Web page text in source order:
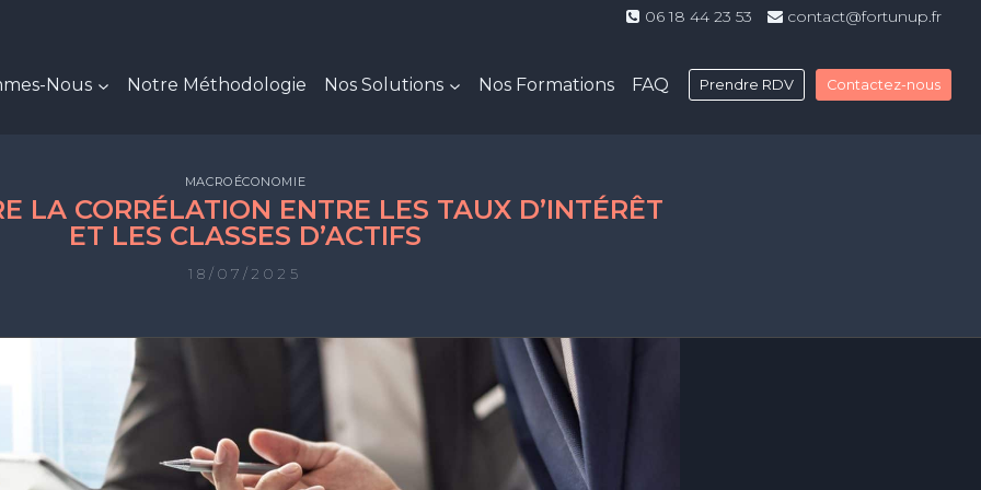
06 18 44 23 53 contact@fortunup.fr
Nous Notre Méthodologie Nos Solutions Nos Formations FAQ Prendre RDV Contactez-nous
MACROÉCONOMIE
LA CORRÉLATION ENTRE LES TAUX D’INTÉRÊT
ET LES CLASSES D’ACTIFS
18/07/2025